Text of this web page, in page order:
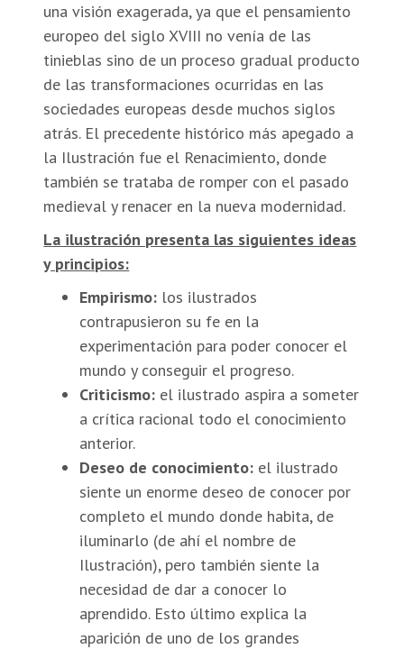
una visión exagerada, ya que el pensamiento
europeo del siglo XVIII no venía de las
tinieblas sino de un proceso gradual producto
de las transformaciones ocurridas en las
sociedades europeas desde muchos siglos
atrás. El precedente histórico más apegado a
la Ilustración fue el Renacimiento, donde
también se trataba de romper con el pasado
medieval y renacer en la nueva modernidad.
La ilustración presenta las siguientes ideas
y principios:
Empirismo: los ilustrados
contrapusieron su fe en la
experimentación para poder conocer el
mundo y conseguir el progreso.
Criticismo: el ilustrado aspira a someter
a crítica racional todo el conocimiento
anterior.
Deseo de conocimiento: el ilustrado
siente un enorme deseo de conocer por
completo el mundo donde habita, de
iluminarlo (de ahí el nombre de
Ilustración), pero también siente la
necesidad de dar a conocer lo
aprendido. Esto último explica la
aparición de uno de los grandes